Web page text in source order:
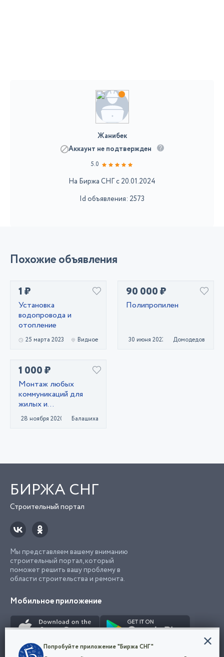
Жанибек
Аккаунт не подтвержден
5.0
На Биржа СНГ с 20.01.2024
Id объявления: 2573
Похожие объявления
1 ₽
Установка
водопровода и
отопление
25 марта 2023 Видное
90 000 ₽
Полипропилен
30 июня 2023 Домодедово
1 000 ₽
Монтаж любых
коммуникаций для
жилых и
коммерческих
помещений.
28 ноября 2020 Балашиха
БИРЖА СНГ
Строительный портал
Мы представляем вашему вниманию
строительный портал, который
поможет решить вашу проблему в
области строительства и ремонта.
Мобильное приложение
Конфиденциальность
Попробуйте приложение "Биржа СНГ"